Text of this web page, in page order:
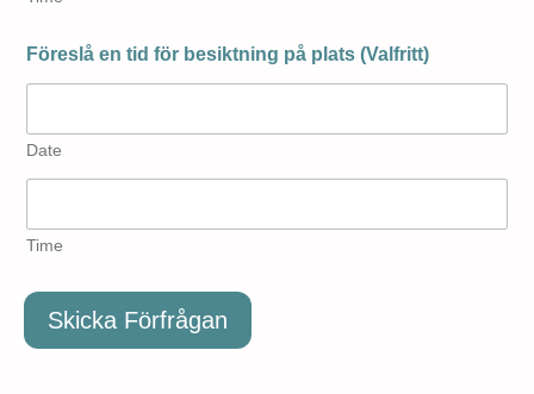
Föreslå en tid för besiktning på plats (Valfritt)
Date
Time
Skicka Förfrågan